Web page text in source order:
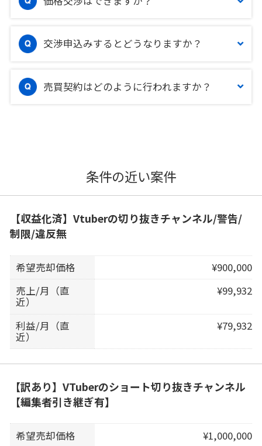
交渉申込みするとどうなりますか？
売買契約はどのように行われますか？
条件の近い案件
【収益化済】Vtuberの切り抜きチャンネル/警告/
制限/違反無
希望売却価格
¥900,000
売上/月（直
近）
¥99,932
利益/月（直
近）
¥79,932
【訳あり】VTuberのショート切り抜きチャンネル
【編集者引き継ぎ有】
希望売却価格
¥1,000,000